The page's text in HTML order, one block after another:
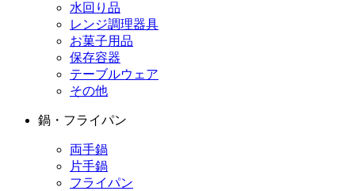
水回り品
レンジ調理器具
お菓子用品
保存容器
テーブルウェア
その他
鍋・フライパン
両手鍋
片手鍋
フライパン